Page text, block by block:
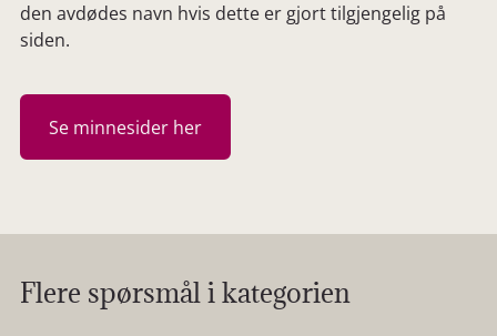
den avdødes navn hvis dette er gjort tilgjengelig på
siden.
Se minnesider her
Flere spørsmål i kategorien